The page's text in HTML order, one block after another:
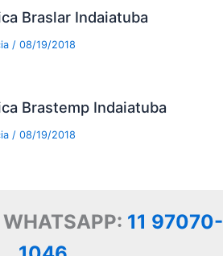
Braslar Indaiatuba
/08/19/2018
Brastemp Indaiatuba
/08/19/2018
WHATSAPP: 11 97070-